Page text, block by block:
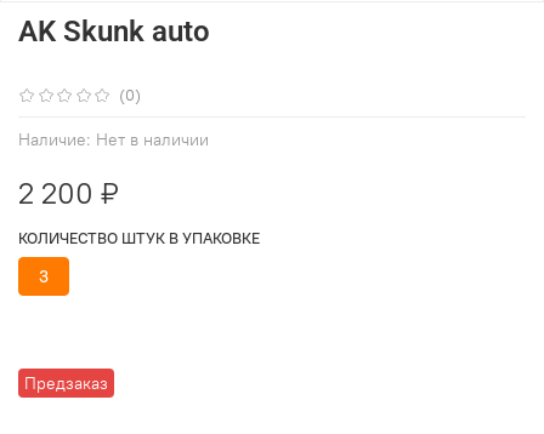
(0)
Наличие: Нет в наличии
Предзаказ
AK Skunk auto
2 200 ₽
КОЛИЧЕСТВО ШТУК В УПАКОВКЕ
3